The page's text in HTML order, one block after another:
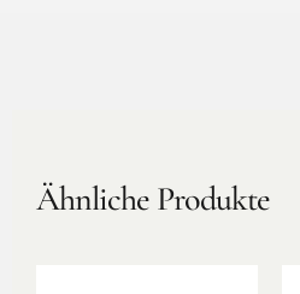
Ähnliche Produkte